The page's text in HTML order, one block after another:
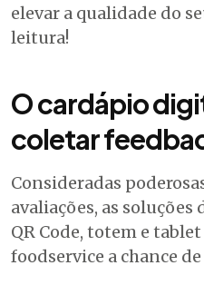
elevar a qualidade do
leitura!
O cardápio
coletar
Consideradas
avaliações, as
QR Code, totem e
foodservice a chance